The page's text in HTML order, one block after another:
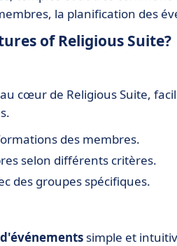
la planification des
of Religious Suite?
cœur de Religious Suite,
des membres.
selon différents critères.
des groupes spécifiques.
simple et